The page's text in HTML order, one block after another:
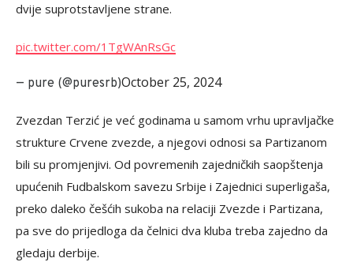
dvije suprotstavljene strane.
pic.twitter.com/1TgWAnRsGc
— pure (@puresrb)October 25, 2024
Zvezdan Terzić je već godinama u samom vrhu upravljačke
strukture Crvene zvezde, a njegovi odnosi sa Partizanom
bili su promjenjivi. Od povremenih zajedničkih saopštenja
upućenih Fudbalskom savezu Srbije i Zajednici superligaša,
preko daleko češćih sukoba na relaciji Zvezde i Partizana,
pa sve do prijedloga da čelnici dva kluba treba zajedno da
gledaju derbije.